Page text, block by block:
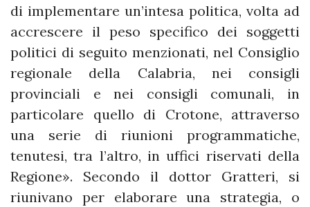
di implementare un’intesa politica, volta ad
accrescere il peso specifico dei soggetti
politici di seguito menzionati, nel Consiglio
regionale della Calabria, nei consigli
provinciali e nei consigli comunali, in
particolare quello di Crotone, attraverso
una serie di riunioni programmatiche,
tenutesi, tra l’altro, in uffici riservati della
Regione». Secondo il dottor Gratteri, si
riunivano per elaborare una strategia, o